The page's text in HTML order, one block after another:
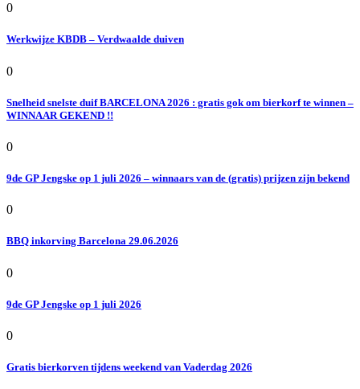
0
Werkwijze KBDB – Verdwaalde duiven
0
Snelheid snelste duif BARCELONA 2026 : gratis gok om bierkorf te winnen –
WINNAAR GEKEND !!
0
9de GP Jengske op 1 juli 2026 – winnaars van de (gratis) prijzen zijn bekend
0
BBQ inkorving Barcelona 29.06.2026
0
9de GP Jengske op 1 juli 2026
0
Gratis bierkorven tijdens weekend van Vaderdag 2026